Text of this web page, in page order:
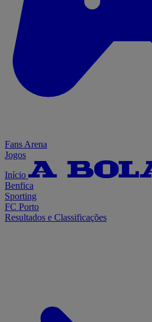
Fans Arena
Jogos
Início
Benfica
Sporting
FC Porto
Resultados e Classificações